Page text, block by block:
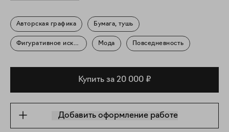
Авторская графика Бумага, тушь
Фигуративное искусство Мода Повседневность
Купить за 20 000 ₽
Добавить оформление работе